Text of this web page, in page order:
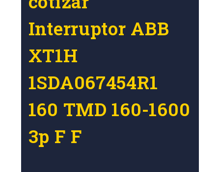
Interruptor ABB
XT1H
1SDA067454R1
160 TMD 160-1600
3p F F